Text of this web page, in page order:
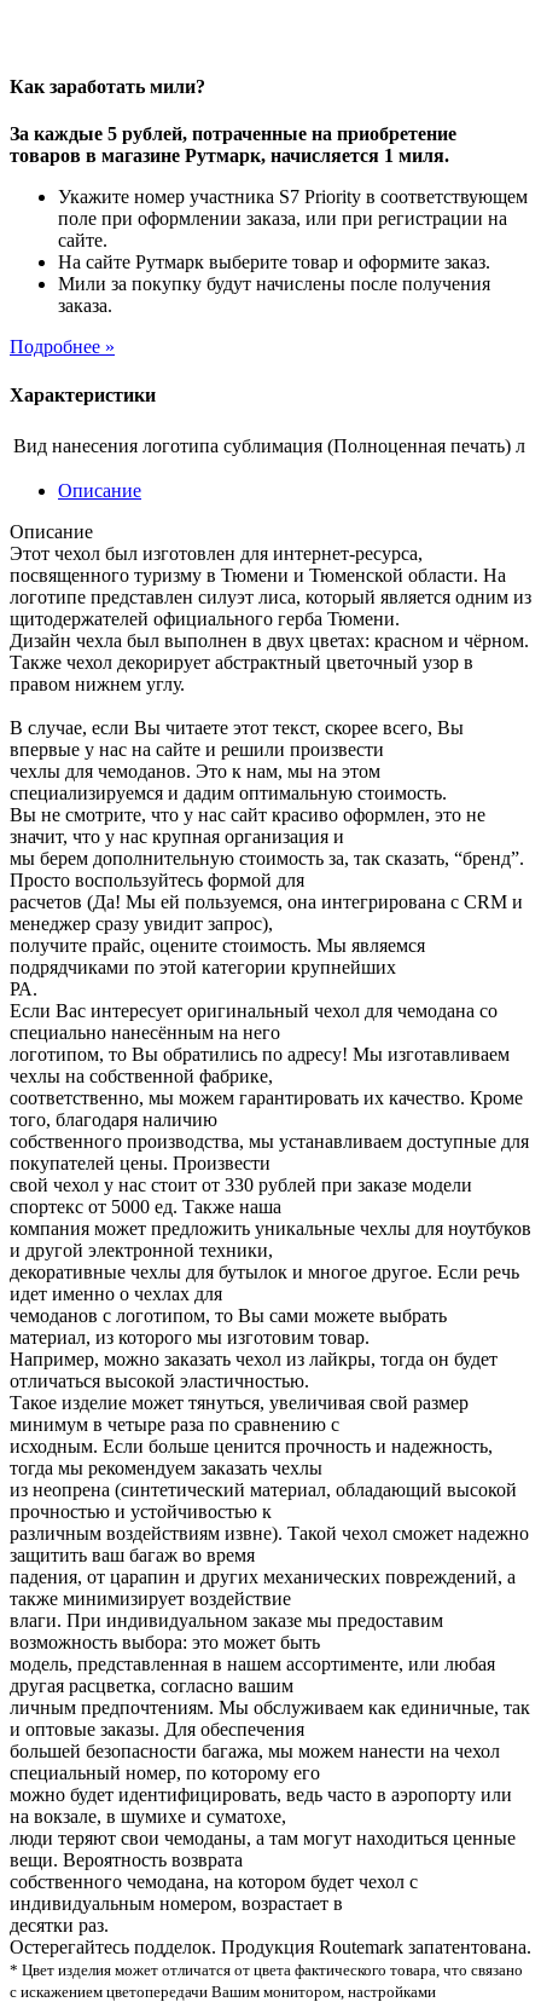
Как заработать мили?
За каждые 5 рублей, потраченные на приобретение
товаров в магазине Рутмарк, начисляется 1 миля.
Укажите номер участника S7 Priority в соответствующем
поле при оформлении заказа, или при регистрации на
сайте.
На сайте Рутмарк выберите товар и оформите заказ.
Мили за покупку будут начислены после получения
заказа.
Подробнее »
Характеристики
Вид нанесения логотипа сублимация (Полноценная печать) л
Описание
Описание
Этот чехол был изготовлен для интернет-ресурса,
посвященного туризму в Тюмени и Тюменской области. На
логотипе представлен силуэт лиса, который является одним из
щитодержателей официального герба Тюмени.
Дизайн чехла был выполнен в двух цветах: красном и чёрном.
Также чехол декорирует абстрактный цветочный узор в
правом нижнем углу.
В случае, если Вы читаете этот текст, скорее всего, Вы
впервые у нас на сайте и решили произвести
чехлы для чемоданов. Это к нам, мы на этом
специализируемся и дадим оптимальную стоимость.
Вы не смотрите, что у нас сайт красиво оформлен, это не
значит, что у нас крупная организация и
мы берем дополнительную стоимость за, так сказать, “бренд”.
Просто воспользуйтесь формой для
расчетов (Да! Мы ей пользуемся, она интегрирована с CRM и
менеджер сразу увидит запрос),
получите прайс, оцените стоимость. Мы являемся
подрядчиками по этой категории крупнейших
РА.
Если Вас интересует оригинальный чехол для чемодана со
специально нанесённым на него
логотипом, то Вы обратились по адресу! Мы изготавливаем
чехлы на собственной фабрике,
соответственно, мы можем гарантировать их качество. Кроме
того, благодаря наличию
собственного производства, мы устанавливаем доступные для
покупателей цены. Произвести
свой чехол у нас стоит от 330 рублей при заказе модели
спортекс от 5000 ед. Также наша
компания может предложить уникальные чехлы для ноутбуков
и другой электронной техники,
декоративные чехлы для бутылок и многое другое. Если речь
идет именно о чехлах для
чемоданов с логотипом, то Вы сами можете выбрать
материал, из которого мы изготовим товар.
Например, можно заказать чехол из лайкры, тогда он будет
отличаться высокой эластичностью.
Такое изделие может тянуться, увеличивая свой размер
минимум в четыре раза по сравнению с
исходным. Если больше ценится прочность и надежность,
тогда мы рекомендуем заказать чехлы
из неопрена (синтетический материал, обладающий высокой
прочностью и устойчивостью к
различным воздействиям извне). Такой чехол сможет надежно
защитить ваш багаж во время
падения, от царапин и других механических повреждений, а
также минимизирует воздействие
влаги. При индивидуальном заказе мы предоставим
возможность выбора: это может быть
модель, представленная в нашем ассортименте, или любая
другая расцветка, согласно вашим
личным предпочтениям. Мы обслуживаем как единичные, так
и оптовые заказы. Для обеспечения
большей безопасности багажа, мы можем нанести на чехол
специальный номер, по которому его
можно будет идентифицировать, ведь часто в аэропорту или
на вокзале, в шумихе и суматохе,
люди теряют свои чемоданы, а там могут находиться ценные
вещи. Вероятность возврата
собственного чемодана, на котором будет чехол с
индивидуальным номером, возрастает в
десятки раз.
Остерегайтесь подделок. Продукция Routemark запатентована.
* Цвет изделия может отличатся от цвета фактического товара, что связано
с искажением цветопередачи Вашим монитором, настройками